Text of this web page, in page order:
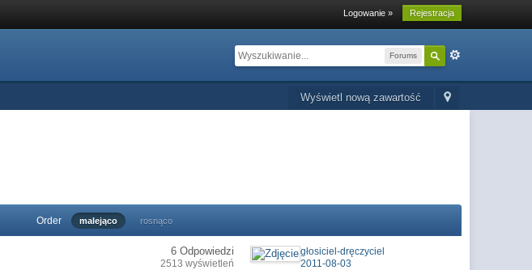
Logowanie » Rejestracja
Forums
Wyświetl nową zawartość
Order malejąco rosnąco
6 Odpowiedzi
2513 wyświetleń
głosiciel-dręczyciel
2011-08-03